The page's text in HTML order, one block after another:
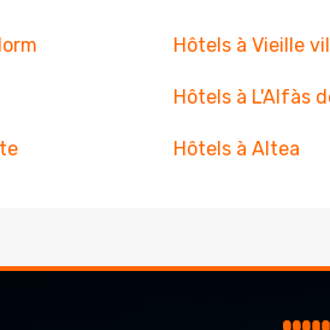
Hôtels à Vieille
Hôtels à L'Alfàs
Hôtels à Altea